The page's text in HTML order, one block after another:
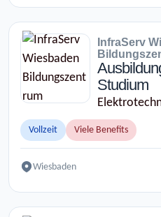
InfraServ
Studium
Vollzeit Viele Benefits
Wiesbaden